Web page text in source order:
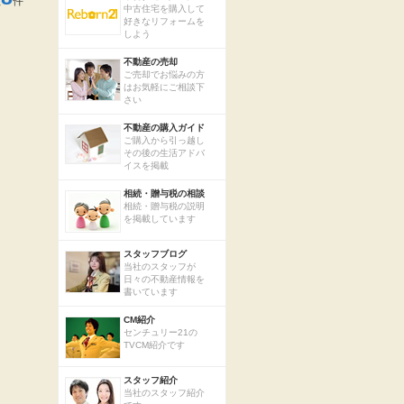
中古住宅を購入して
好きなリフォームを
しよう
不動産の売却
ご売却でお悩みの方
はお気軽にご相談下
さい
不動産の購入ガイド
ご購入から引っ越し
その後の生活アドバ
イスを掲載
相続・贈与税の相談
相続・贈与税の説明
を掲載しています
スタッフブログ
当社のスタッフが
日々の不動産情報を
書いています
CM紹介
センチュリー21の
TVCM紹介です
スタッフ紹介
当社のスタッフ紹介